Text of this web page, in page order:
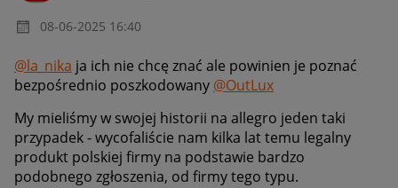
‎08-06-2025 16:40
@la_nika ja ich nie chcę znać ale powinien je poznać
bezpośrednio poszkodowany @OutLux
My mieliśmy w swojej historii na allegro jeden taki
przypadek - wycofaliście nam kilka lat temu legalny
produkt polskiej firmy na podstawie bardzo
podobnego zgłoszenia, od firmy tego typu.